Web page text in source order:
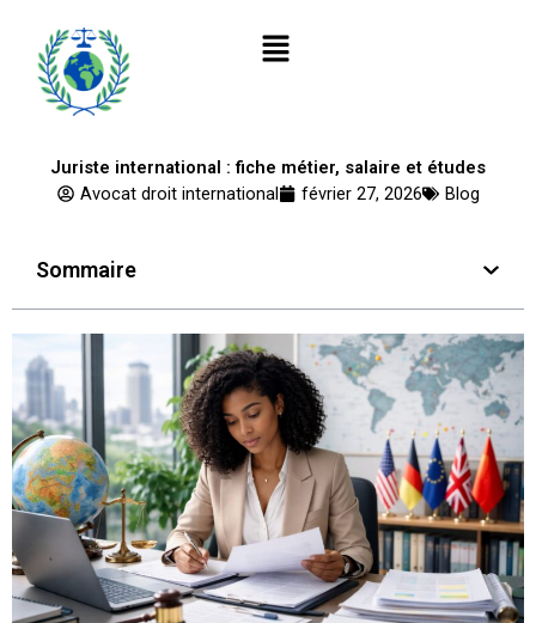
contenu
Menu
Juriste international : fiche métier, salaire et études
Avocat droit international
février 27, 2026 Blog
Sommaire